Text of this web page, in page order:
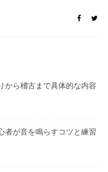
から稽古まで具体的な内容
者が音を鳴らすコツと練習